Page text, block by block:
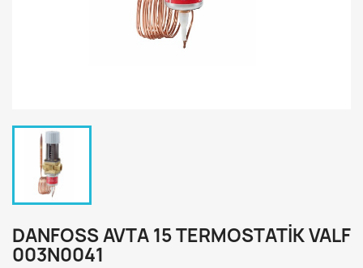
DANFOSS AVTA 15 TERMOSTATIK VALF
003N0041